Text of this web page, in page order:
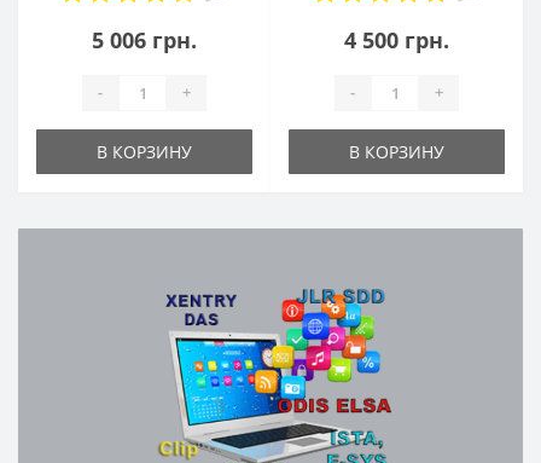
5 006 грн.
- +
В КОРЗИНУ
4 500 грн.
- +
В КОРЗИНУ